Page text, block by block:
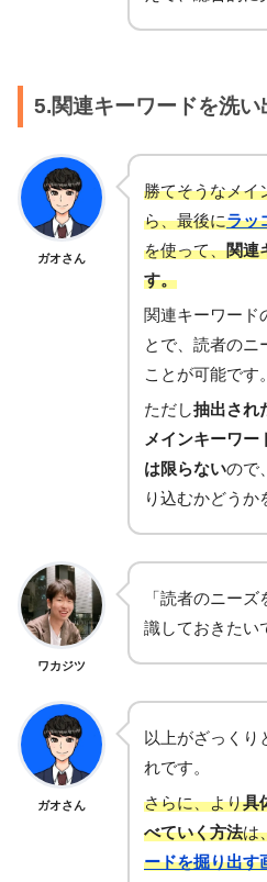
5.関連キーワードを洗い
ガオさん
勝てそうなメイ
ら、最後にラッ
を使って、関連
す。
関連キーワード
とで、読者のニ
ことが可能です。
ただし抽出され
メインキーワー
は限らないので
り込むかどうか
ワカジツ
「読者のニー
識しておきたい
ガオさん
以上がざっくり
れです。
さらに、より具
べていく方法は
ードを掘り出す